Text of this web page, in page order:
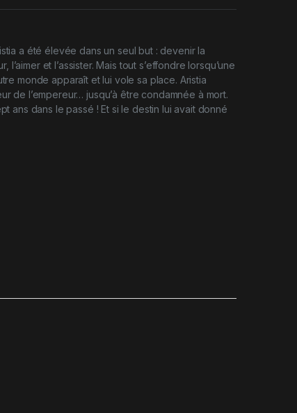
a été élevée dans un seul but : devenir la
l’aimer et l’assister. Mais tout s’effondre lorsqu’une
monde apparaît et lui vole sa place. Aristia
de l’empereur… jusqu’à être condamnée à mort.
ans dans le passé ! Et si le destin lui avait donné